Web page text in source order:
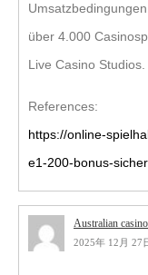
über 4.000
Live Casino Studios.
References:
https://online-
e1-200-bonus-
Australian
2025年 12月 27